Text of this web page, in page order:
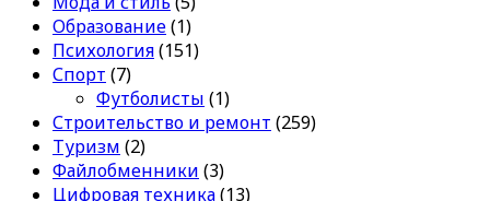
Образование(1)
Психология(151)
Спорт (7)
Футболисты (1)
Строительство и ремонт (259)
Туризм (2)
Файлобменники (3)
Цифровая техника(13)